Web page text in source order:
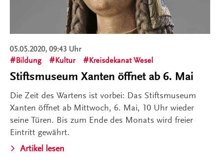
05.05.2020, 09:43 Uhr
Bildung
Kultur Kreisdekanat Wesel
Stiftsmuseum Xanten öffnet ab 6. Mai
Die Zeit des Wartens ist vorbei: Das Stiftsmuseum
Xanten öffnet ab Mittwoch, 6. Mai, 10 Uhr wieder
seine Türen. Bis zum Ende des Monats wird freier
Eintritt gewährt.
Artikel lesen